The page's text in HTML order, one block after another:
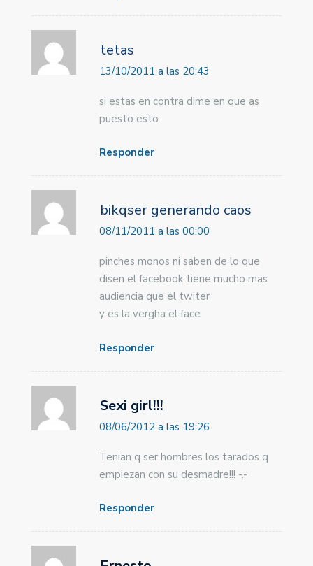
tetas
13/10/2011 a las 20:43
si estas en contra dime en que as
puesto esto
Responder
bikqser generando caos
08/11/2011 a las 00:00
pinches monos ni saben de lo que
disen el facebook tiene mucho mas
audiencia que el twiter
y es la vergha el face
Responder
Sexi girl!!!
08/06/2012 a las 19:26
Tenian q ser hombres los tarados q
empiezan con su desmadre!!! -.-
Responder